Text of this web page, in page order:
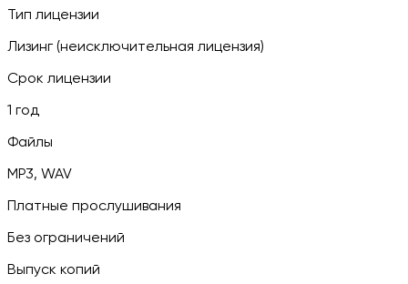
Тип лицензии
Лизинг (неисключительная лицензия)
Срок лицензии
1 год
Файлы
MP3, WAV
Платные прослушивания
Без ограничений
Выпуск копий